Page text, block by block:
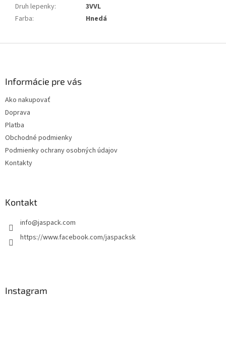
Druh lepenky:
3VVL
Farba: Hnedá
Informácie pre vás
Ako nakupovať
Doprava
Platba
Obchodné podmienky
Podmienky ochrany osobných údajov
Kontakty
Kontakt
info@jaspack.com
https://www.facebook.com/jaspacksk
Instagram